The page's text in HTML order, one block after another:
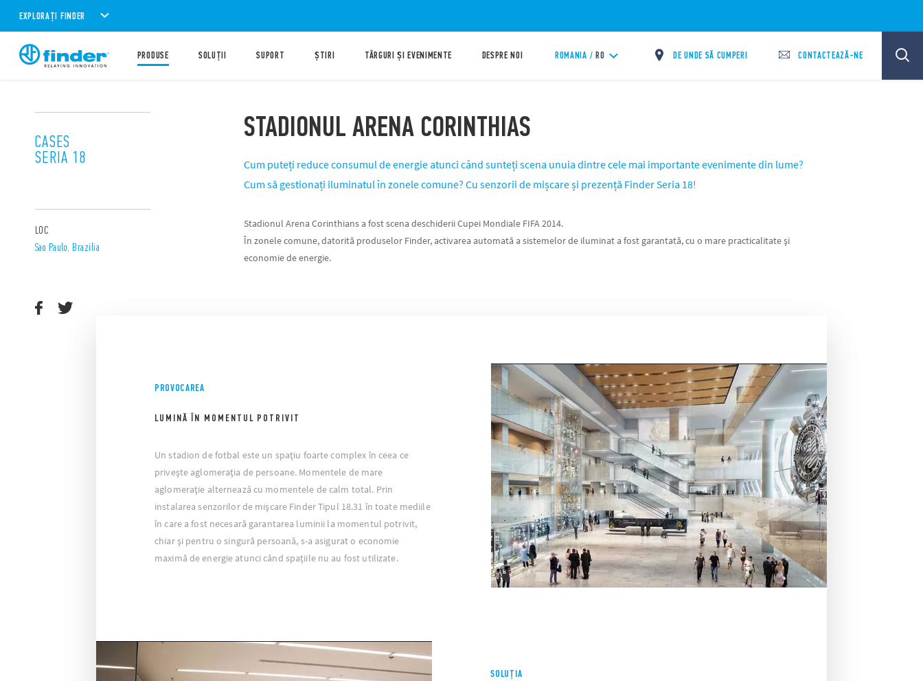
EXPLORAȚI FINDER
PRODUSE SOLUȚII SUPORT ȘTIRI TÂRGURI ȘI EVENIMENTE DESPRE NOI ROMANIA / RO DE UNDE SĂ CUMPERI CONTACTEAZĂ-NE
STADIONUL ARENA CORINTHIAS
Cum puteți reduce consumul de energie atunci când sunteți scena unuia dintre cele mai importante evenimente din lume?
Cum să gestionați iluminatul în zonele comune? Cu senzorii de mișcare și prezență Finder Seria 18!
Stadionul Arena Corinthians a fost scena deschiderii Cupei Mondiale FIFA 2014.
În zonele comune, datorită produselor Finder, activarea automată a sistemelor de iluminat a fost garantată, cu o mare practicalitate și
economie de energie.
CASES
SERIA 18
LOC
Sao Paulo, Brazilia
PROVOCAREA
LUMINĂ ÎN MOMENTUL POTRIVIT
Un stadion de fotbal este un spațiu foarte complex în ceea ce
privește aglomerația de persoane. Momentele de mare
aglomerație alternează cu momentele de calm total. Prin
instalarea senzorilor de mișcare Finder Tipul 18.31 în toate mediile
în care a fost necesară garantarea luminii la momentul potrivit,
chiar și pentru o singură persoană, s-a asigurat o economie
maximă de energie atunci când spațiile nu au fost utilizate.
SOLUȚIA